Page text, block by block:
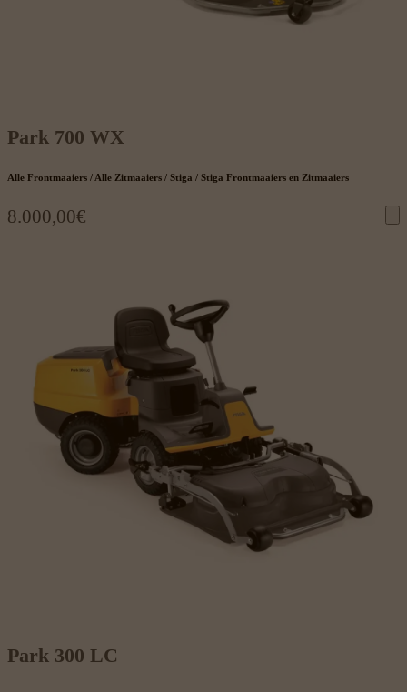
Park 700 WX
Alle Frontmaaiers / Alle Zitmaaiers / Stiga / Stiga Frontmaaiers en Zitmaaiers
8.000,00€
Park 300 LC